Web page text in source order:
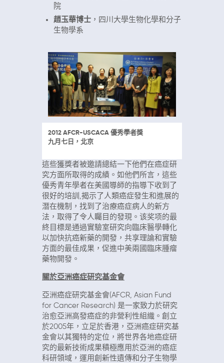
院
趙玉華博士，四川大學生物化學和分子
生物學系
2012 AFCR-USCACA 優秀學者獎
九月七日，北京
這些獲獎者被邀請總結一下他們在癌症研
究方面所取得的成績。如他們所言，這些
優秀青年學者在美國導師的指導下收到了
很好的培訓,揭示了人類癌症發生和進展的
潛在機制，找到了治療癌症病人的新方
法，取得了令人矚目的發現。该奖项的最
終目標是通過實驗室研究向臨床醫學轉化
以加快抗癌新藥的開發，共享理論和實驗
方面的最佳成果，促進中美兩國臨床腫瘤
藥物開發。
關於亞洲癌症研究基金會
亞洲癌症研究基金會(AFCR, Asian Fund
for Cancer Research) 是一家致力於研究
治愈亞洲高發癌症的非營利性組織。創立
於2005年，立足於香港，亞洲癌症研究基
金會以其獨特的定位，將世界各地癌症研
究的最新技術成果積極應用於亞洲的癌症
科研領域，運用創新性遺傳和分子生物學